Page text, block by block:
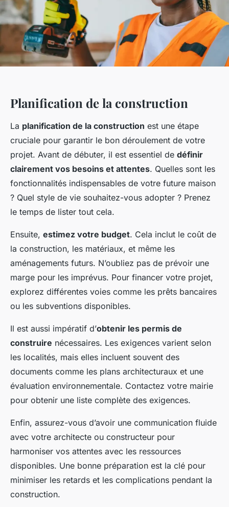
Planification de la construction
La planification de la construction est une étape
cruciale pour garantir le bon déroulement de votre
projet. Avant de débuter, il est essentiel de définir
clairement vos besoins et attentes. Quelles sont les
fonctionnalités indispensables de votre future maison
? Quel style de vie souhaitez-vous adopter ? Prenez
le temps de lister tout cela.
Ensuite, estimez votre budget. Cela inclut le coût de
la construction, les matériaux, et même les
aménagements futurs. N’oubliez pas de prévoir une
marge pour les imprévus. Pour financer votre projet,
explorez différentes voies comme les prêts bancaires
ou les subventions disponibles.
Il est aussi impératif d’obtenir les permis de
construire nécessaires. Les exigences varient selon
les localités, mais elles incluent souvent des
documents comme les plans architecturaux et une
évaluation environnementale. Contactez votre mairie
pour obtenir une liste complète des exigences.
Enfin, assurez-vous d’avoir une communication fluide
avec votre architecte ou constructeur pour
harmoniser vos attentes avec les ressources
disponibles. Une bonne préparation est la clé pour
minimiser les retards et les complications pendant la
construction.